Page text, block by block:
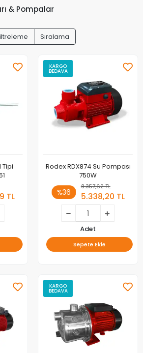
& Pompalar
Sıralama
Tipi
TL
KARGO
BEDAVA
Rodex RDX874 Su Pompası
750W
%36
8.357,62 TL
5.338,20 TL
Adet
Sepete Ekle
KARGO
BEDAVA